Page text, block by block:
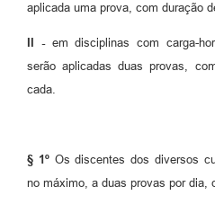
aplicada uma prova, com duração
II -em disciplinas com carga-
serão aplicadas duas provas,
cada.
§ 1ºOs discentes dos diversos
no máximo, a duas provas por dia,